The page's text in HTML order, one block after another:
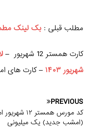
مطلب قبلی : بک لینک
کارت همستر 12 شهریور –
شهریور ۱۴۰۳
– کارت های امروز 12
PREVIOUS
(امشب جدید) یک میلیونی